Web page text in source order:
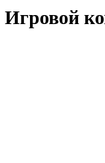
Игровой